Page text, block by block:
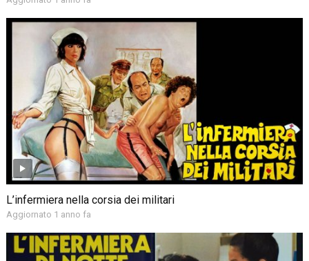
L’infermiera nella corsia dei militari
Aggiornato 1 anno fa